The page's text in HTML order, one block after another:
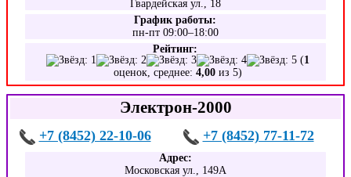
Гвардейская ул., 18
График работы:
пн-пт 09:00–18:00
Рейтинг:
(1
оценок, среднее:4,00 из 5)
Электрон-2000
+7 (8452) 22-10-06 +7 (8452) 77-11-72
Адрес:
Московская ул., 149А